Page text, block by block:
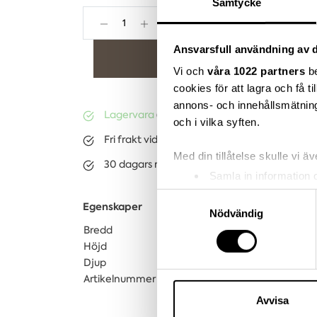
Ansvarsfull användning av
Vi och våra 1022 partners
cookies för att lagra och få
annons- och
och i vilka syften.
Med din tillåtelse skulle vi
Samla in information
Identifiera din enhet
Ta reda på mer om hur
eller dra tillbaka ditt
sociala medier och
till de sociala medier och
Nödvändig
Avvisa
Lägg i varukorgen
Lagervara (ca. 3-10 dagar)
Fri frakt vid köp över 3.000kr
30 dagars returrätt på lagervaror
Egenskaper
Bredd
78 cm
Höjd
2 cm
Djup
Artikelnummer
0507002708